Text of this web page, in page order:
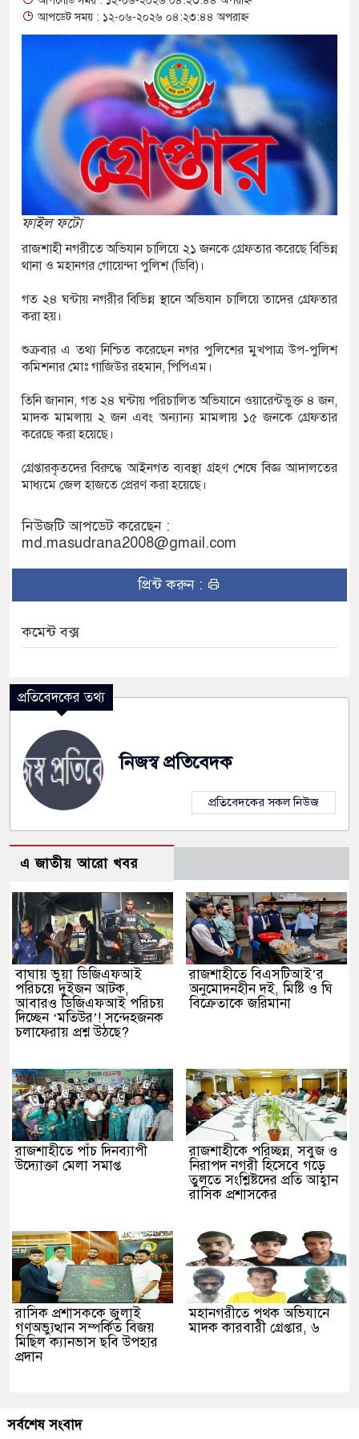
নন রাবি শিক্ষক, সংবাদ সম্মেলনে ক্ষোভ
মৃত বেড়ে ৯৫, ক্ষতিগ্রস্ত ১১ লাখ মানুষ
পুকুর থেকে অজ্ঞাত যুবকের মরদেহ উদ্ধার
বিজিবির পৃথক অভিযানে ১৫৬ বোতল ভারতীয়
উদ্ধার
শ্রমিক নিয়োগে আবেদন শুরু, ওমানে ৫ হাজার শ্রমিক
সংঘর্ষে দুই ইসরায়েলি রিজার্ভ সেনা নিহত, সীমান্তে
ছয় বছরের শিশুকে ধর্ষণের অভিযোগে
ট্রাকে অভিনব কৌশলে লুকানো সোয়া কোটি
জব্দ
কাটিয়ে রেকর্ড গড়ে মেসির জোড়া গোল, বড় জয়
পর ব্যাটেই জবাব, অস্ট্রেলিয়ার বিপক্ষে মিরাজের
আপডেট সময় : ১২-০৬-২০২৬ ০৪:২৩:৪৪ অপরাহ্ন
ফাইল ফটো
রাজশাহী নগরীতে অভিযান চালিয়ে ২১ জনকে গ্রেফতার করেছে বিভিন্ন
থানা ও মহানগর গোয়েন্দা পুলিশ (ডিবি)।
গত ২৪ ঘন্টায় নগরীর বিভিন্ন স্থানে অভিযান চালিয়ে তাদের গ্রেফতার
করা হয়।
শুক্রবার এ তথ্য নিশ্চিত করেছেন নগর পুলিশের মুখপাত্র উপ-পুলিশ
কমিশনার মোঃ গাজিউর রহমান, পিপিএম।
তিনি জানান, গত ২৪ ঘন্টায় পরিচালিত অভিযানে ওয়ারেন্টভুক্ত ৪ জন,
মাদক মামলায় ২ জন এবং অন্যান্য মামলায় ১৫ জনকে গ্রেফতার
করেছে করা হয়েছে।
গ্রেপ্তারকৃতদের বিরুদ্ধে আইনগত ব্যবস্থা গ্রহণ শেষে বিজ্ঞ আদালতের
মাধ্যমে জেল হাজতে প্রেরণ করা হয়েছে।
নিউজটি আপডেট করেছেন :
md.masudrana2008@gmail.com
প্রিন্ট করুন :
কমেন্ট বক্স
প্রতিবেদকের তথ্য
নিজস্ব প্রতিবেদক
প্রতিবেদকের সকল নিউজ
এ জাতীয় আরো খবর
বাঘায় ভুয়া ডিজিএফআই
পরিচয়ে দুইজন আটক,
আবারও ডিজিএফআই পরিচয়
দিচ্ছেন ‘মতিউর’! সন্দেহজনক
চলাফেরায় প্রশ্ন উঠছে?
রাজশাহীতে বিএসটিআই’র
অনুমোদনহীন দই, মিষ্টি ও ঘি
বিক্রেতাকে জরিমানা
রাজশাহীতে পাঁচ দিনব্যাপী
উদ্যোক্তা মেলা সমাপ্ত
রাজশাহীকে পরিচ্ছন্ন, সবুজ ও
নিরাপদ নগরী হিসেবে গড়ে
তুলতে সংশ্লিষ্টদের প্রতি আহ্বান
রাসিক প্রশাসকের
রাসিক প্রশাসককে জুলাই
গণঅভ্যুত্থান সম্পর্কিত বিজয়
মিছিল ক্যানভাস ছবি উপহার
প্রদান
মহানগরীতে পৃথক অভিযানে
মাদক কারবারী গ্রেপ্তার, ৬
সর্বশেষ সংবাদ